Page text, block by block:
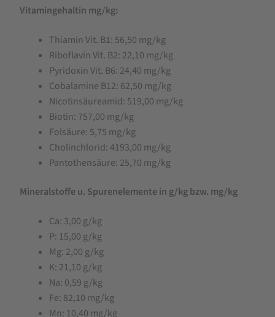
Vitamingehaltin mg/kg:
Thiamin Vit. B1: 56,50 mg/kg
Riboflavin Vit. B2: 22,10 mg/kg
Pyridoxin Vit. B6: 24,40 mg/kg
Cobalamine B12: 62,50 mg/kg
Nicotinsäureamid: 519,00 mg/kg
Biotin: 757,00 mg/kg
Folsäure: 5,75 mg/kg
Cholinchlorid: 4193,00 mg/kg
Pantothensäure: 25,70 mg/kg
Mineralstoffe u. Spurenelemente in g/kg bzw. mg/kg
Ca: 3,00 g/kg
P: 15,00 g/kg
Mg: 2,00 g/kg
K: 21,10 g/kg
Na: 0,59 g/kg
Fe: 82,10 mg/kg
Mn: 10,40 mg/kg